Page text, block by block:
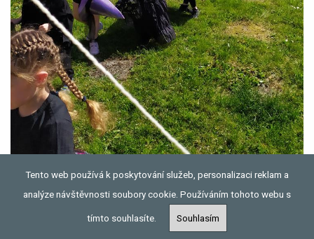
Tento web používá k poskytování služeb, personalizaci reklam a
analýze návštěvnosti soubory cookie. Používáním tohoto webu s
tímto souhlasíte. Souhlasím